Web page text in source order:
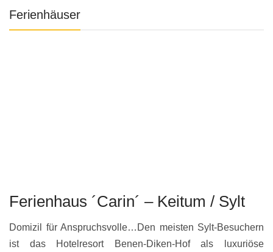
Ferienhäuser
Ferienhaus ´Carin´ – Keitum / Sylt
Domizil für Anspruchsvolle…Den meisten Sylt-Besuchern
ist das Hotelresort Benen-Diken-Hof als luxuriöse